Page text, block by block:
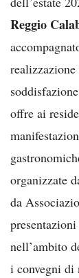
Reggio
offre ai
organizzate
da
nell’ambito
i convegni